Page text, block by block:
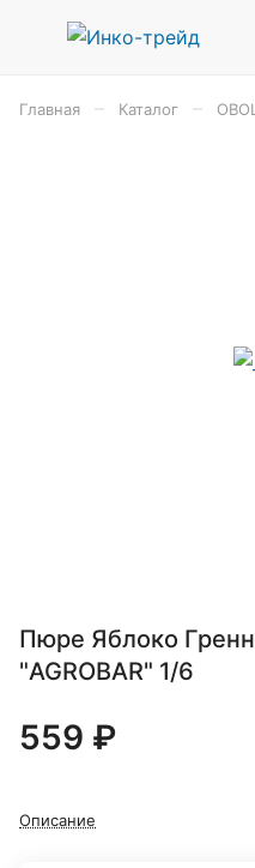
Главная Каталог
Пюре Яблоко
"AGROBAR" 1/6
559 ₽
Описание